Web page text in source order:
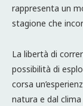
rappresenta un
stagione che
La libertà di
possibilità di
corsa
natura e dal